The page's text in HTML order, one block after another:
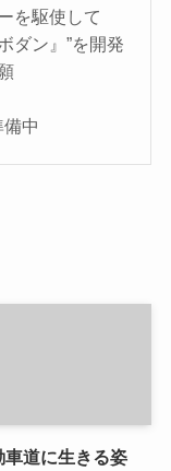
を駆使して
ダン』”を開発
中
車道に生きる姿